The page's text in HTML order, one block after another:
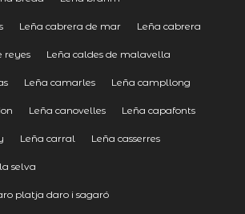
Leña cabrera de mar Leña cabrera
reyes Leña caldes de malavella
Leña camarles Leña campllong
Leña canovelles Leña capafonts
Leña carral Leña casserres
selva
platja daro i sagaró